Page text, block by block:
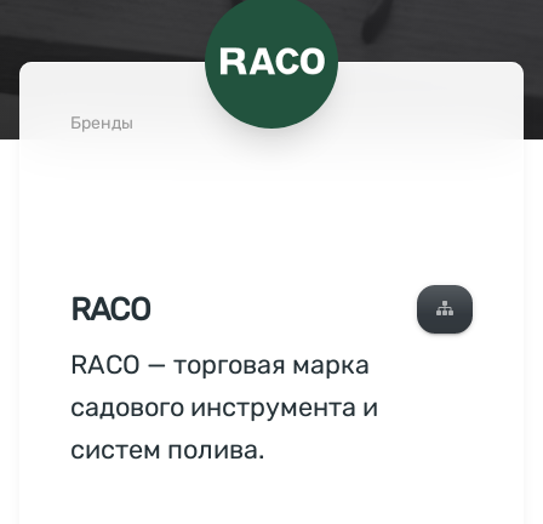
Бренды
RACO
RACO — торговая марка
садового инструмента и
систем полива.